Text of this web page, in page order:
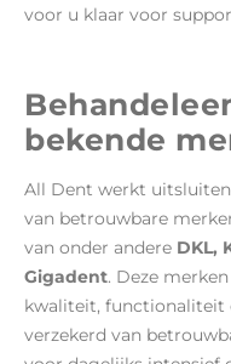
voor u klaar voor
bekende
All Dent werkt
van betrouwbare
van onder andere DKL,
Gigadent. Deze
kwaliteit, functionaliteit
verzekerd van